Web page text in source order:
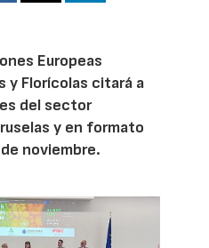
Europeas
y Florícolas citará a
del sector
y en formato
noviembre.